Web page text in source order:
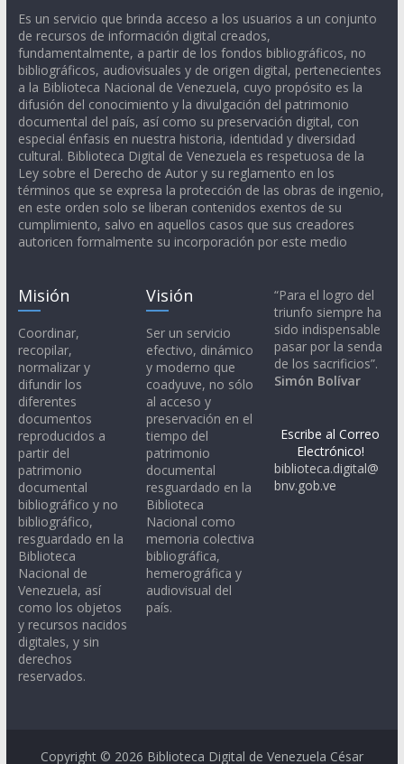
Es un servicio que brinda acceso a los usuarios a un conjunto
de recursos de información digital creados,
fundamentalmente, a partir de los fondos bibliográficos, no
bibliográficos, audiovisuales y de origen digital, pertenecientes
a la Biblioteca Nacional de Venezuela, cuyo propósito es la
difusión del conocimiento y la divulgación del patrimonio
documental del país, así como su preservación digital, con
especial énfasis en nuestra historia, identidad y diversidad
cultural. Biblioteca Digital de Venezuela es respetuosa de la
Ley sobre el Derecho de Autor y su reglamento en los
términos que se expresa la protección de las obras de ingenio,
en este orden solo se liberan contenidos exentos de su
cumplimiento, salvo en aquellos casos que sus creadores
autoricen formalmente su incorporación por este medio
Misión
Coordinar,
recopilar,
normalizar y
difundir los
diferentes
documentos
reproducidos a
partir del
patrimonio
documental
bibliográfico y no
bibliográfico,
resguardado en la
Biblioteca
Nacional de
Venezuela, así
como los objetos
y recursos nacidos
digitales, y sin
derechos
reservados.
Visión
Ser un servicio
efectivo, dinámico
y moderno que
coadyuve, no sólo
al acceso y
preservación en el
tiempo del
patrimonio
documental
resguardado en la
Biblioteca
Nacional como
memoria colectiva
bibliográfica,
hemerográfica y
audiovisual del
país.
“Para el logro del
triunfo siempre ha
sido indispensable
pasar por la senda
de los sacrificios”.
Simón Bolívar
Escribe al Correo
Electrónico!
biblioteca.digital@
bnv.gob.ve
Copyright © 2026 Biblioteca Digital de Venezuela César